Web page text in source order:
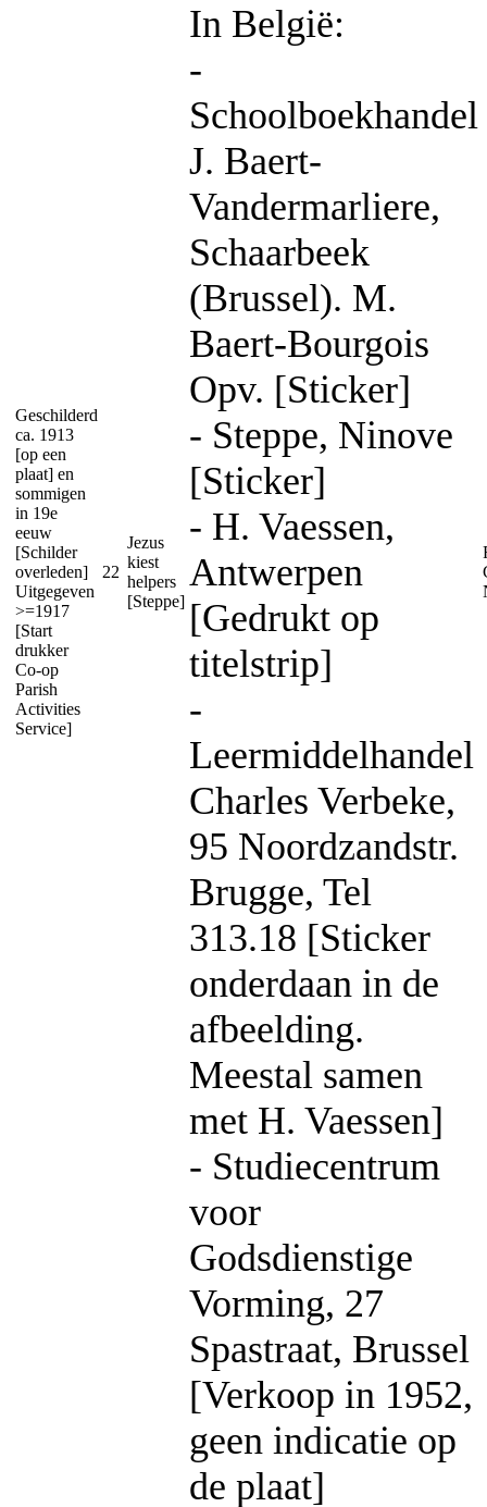
Geschilderd
ca. 1913
[op een
plaat] en
sommigen
in 19e
eeuw
[Schilder
overleden]
Uitgegeven
>=1917
[Start
drukker
Co-op
Parish
Activities
Service]
22
Jezus
kiest
helpers
[Steppe]
In België:
-
Schoolboekhandel
J. Baert-
Vandermarliere,
Schaarbeek
(Brussel). M.
Baert-Bourgois
Opv. [Sticker]
- Steppe, Ninove
[Sticker]
- H. Vaessen,
Antwerpen
[Gedrukt op
titelstrip]
-
Leermiddelhandel
Charles Verbeke,
95 Noordzandstr.
Brugge, Tel
313.18 [Sticker
onderdaan in de
afbeelding.
Meestal samen
met H. Vaessen]
- Studiecentrum
voor
Godsdienstige
Vorming, 27
Spastraat, Brussel
[Verkoop in 1952,
geen indicatie op
de plaat]